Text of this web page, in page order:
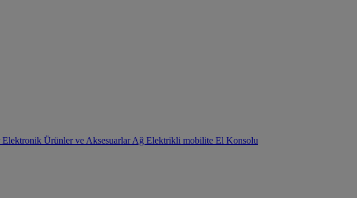
Elektronik Ürünler ve AksesuarlarAğ Elektrikli mobilite El Konsolu